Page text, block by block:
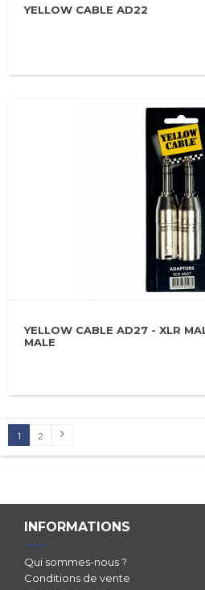
YELLOW CABLE AD22
YELLOW CABLE AD27 - XLR
MALE
1 2
INFORMATIONS
Qui sommes-nous ?
Conditions de vente